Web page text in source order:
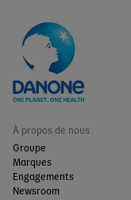
À propos de nous
Groupe
Marques
Engagements
Newsroom